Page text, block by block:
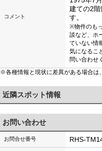
コメント
建ての2
す。
※物件のも
談など、ホ
ていない情
気になるこ
問い合わせ
※各種情報と現状に差異がある場合は
近隣スポット情報
お問い合わせ
お問合せ番号 RHS-